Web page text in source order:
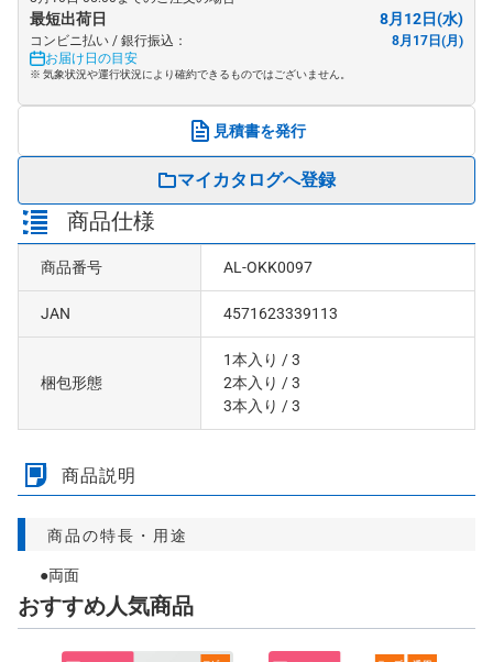
最短出荷日 8月12日(水)
コンビニ払い / 銀行振込：
8月17日(月)
お届け日の目安
※ 気象状況や運行状況により確約できるものではございません。
見積書を発行
マイカタログへ登録
商品仕様
商品番号 AL-OKK0097
JAN 4571623339113
梱包形態
1本入り / 3
2本入り / 3
3本入り / 3
商品説明
商品の特長・用途
●両面
おすすめ人気商品